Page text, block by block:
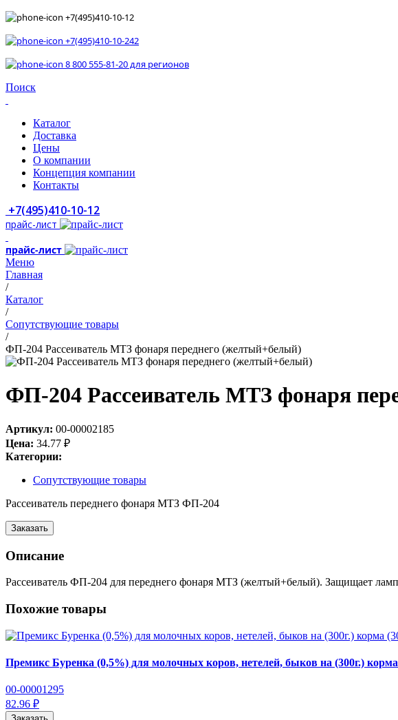
+7(495)410-10-12
+7(495)410-10-242
8 800 555-81-20 для регионов
Поиск
Каталог
Доставка
Цены
О компании
Концепция компании
Контакты
+7(495)410-10-12
прайс-лист
прайс-лист
Меню
Главная
/
Каталог
/
Сопутствующие товары
/
ФП-204 Рассеиватель МТЗ фонаря переднего (желтый+белый)
ФП-204 Рассеиватель МТЗ фонаря
Артикул: 00-00002185
Цена: 34.77 ₽
Категории:
Сопутствующие товары
Рассеиватель переднего фонаря МТЗ ФП-204
Заказать
Описание
Рассеиватель ФП-204 для переднего фонаря МТЗ (желтый+белый). Защищает
Похожие товары
Премикс Буренка (0,5%) для молочных коров, нетелей, быков на (300г.) корма
00-00001295
82.96 ₽